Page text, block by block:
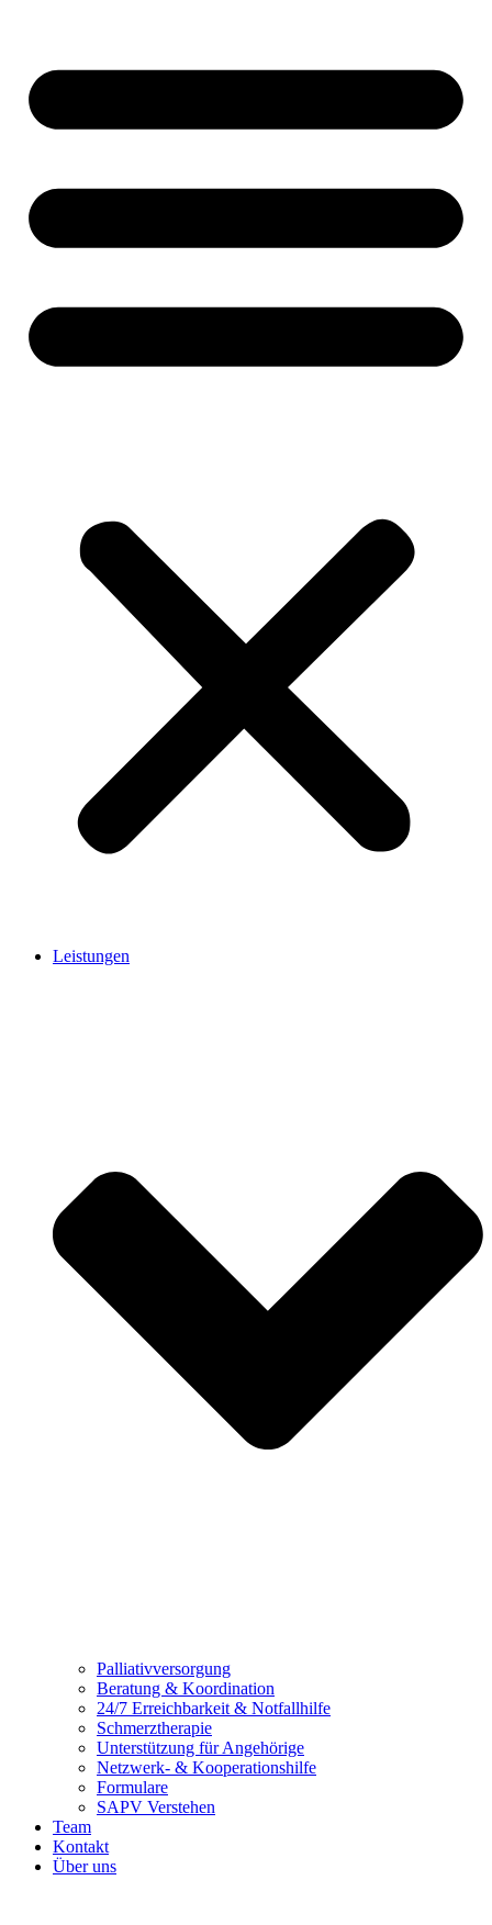
Leistungen
Palliativversorgung
Beratung & Koordination
24/7 Erreichbarkeit & Notfallhilfe
Schmerztherapie
Unterstützung für Angehörige
Netzwerk- & Kooperationshilfe
Formulare
SAPV Verstehen
Team
Kontakt
Über uns